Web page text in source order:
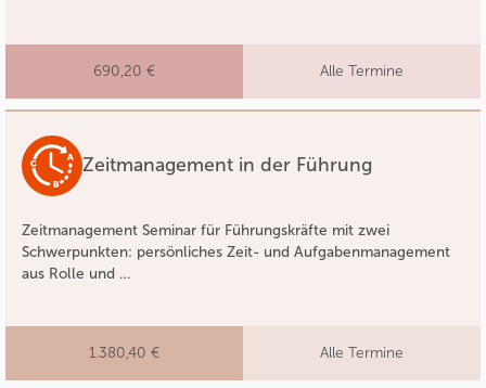
690,20 € Alle Termine
Zeitmanagement in der Führung
Zeitmanagement Seminar für Führungskräfte mit zwei
Schwerpunkten: persönliches Zeit- und Aufgabenmanagement
aus Rolle und …
1.380,40 € Alle Termine